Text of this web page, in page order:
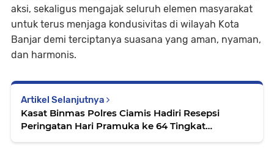
aksi, sekaligus mengajak seluruh elemen masyarakat
untuk terus menjaga kondusivitas di wilayah Kota
Banjar demi terciptanya suasana yang aman, nyaman,
dan harmonis.
Artikel Selanjutnya
Kasat Binmas Polres Ciamis Hadiri Resepsi
Peringatan Hari Pramuka ke 64 Tingkat